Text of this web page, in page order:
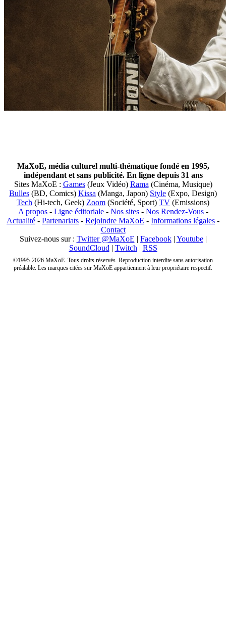
MaXoE, média culturel multi-thématique fondé en 1995,
indépendant et sans publicité. En ligne depuis 31 ans
Sites MaXoE : Games(Jeux Vidéo) Rama (Cinéma, Musique)
Bulles (BD, Comics) Kissa (Manga, Japon) Style (Expo, Design)
Tech (Hi-tech, Geek) Zoom (Société, Sport) TV (Emissions)
A propos- Ligne éditoriale- Nos sites- Nos Rendez-Vous-
Actualité - Partenariats - Rejoindre MaXoE - Informations légales -
Contact
Suivez-nous sur : Twitter @MaXoE | Facebook| Youtube|
SoundCloud | Twitch | RSS
©1995-2026 MaXoE. Tous droits réservés. Reproduction interdite sans autorisation
préalable. Les marques citées sur MaXoE appartiennent à leur propriétaire respectif.